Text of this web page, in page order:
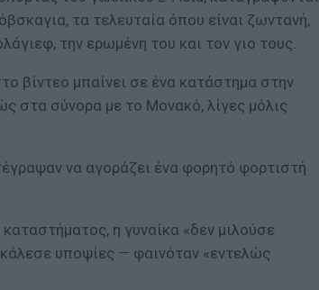
τα τελευταία όπου είναι ζωντανή,
την ερωμένη του και τον γιο τους.
βίντεο μπαίνει σε ένα κατάστημα στην
στα σύνορα με το Μονακό, λίγες μόλις
να αγοράζει ένα φορητό φορτιστή
η γυναίκα «δεν μιλούσε
υποψίες — φαινόταν «εντελώς